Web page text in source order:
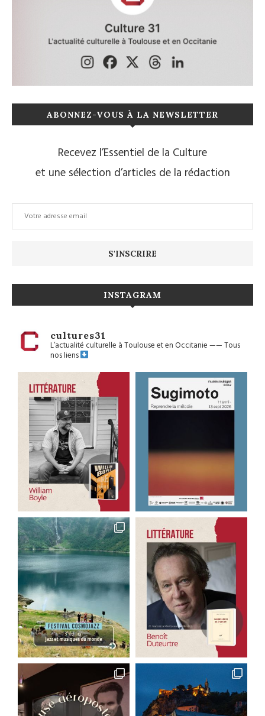
ABONNEZ-VOUS À LA NEWSLETTER
Recevez l’Essentiel de la Culture
et une sélection d’articles de la rédaction
INSTAGRAM
cultures31
L’actualité culturelle à Toulouse et en Occitanie——Tous
nos liens